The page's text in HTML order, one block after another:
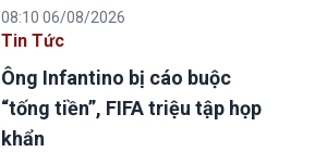
08:10 06/08/2026
Tin Tức
Ông Infantino bị cáo buộc
“tống tiền”, FIFA triệu tập họp
khẩn